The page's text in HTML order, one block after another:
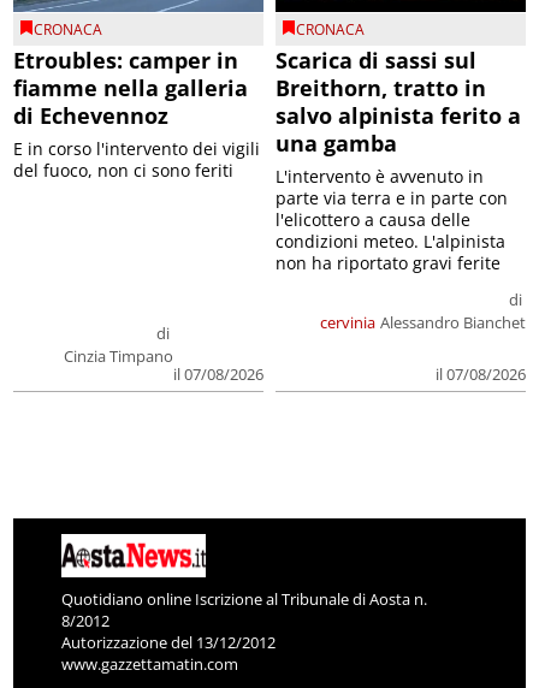
CRONACA
Etroubles: camper in
fiamme nella galleria
di Echevennoz
di
Cinzia Timpano
il 07/08/2026
E in corso l'intervento dei vigili
del fuoco, non ci sono feriti
CRONACA
Scarica di sassi sul
Breithorn, tratto in
salvo alpinista ferito a
una gamba
cervinia
di
Alessandro Bianchet
il 07/08/2026
L'intervento è avvenuto in
parte via terra e in parte con
l'elicottero a causa delle
condizioni meteo. L'alpinista
non ha riportato gravi ferite
Quotidiano online Iscrizione al Tribunale di Aosta n.
8/2012
Autorizzazione del 13/12/2012
www.gazzettamatin.com